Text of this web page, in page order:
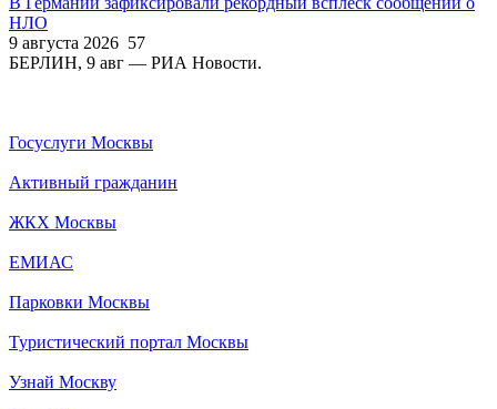
НЛО
9 августа 2026 57
БЕРЛИН, 9 авг — РИА Новости.
Госуслуги Москвы
Активный гражданин
ЖКХ Москвы
ЕМИАС
Парковки Москвы
Туристический портал Москвы
Узнай Москву